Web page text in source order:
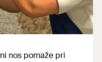
nos pomaže pri